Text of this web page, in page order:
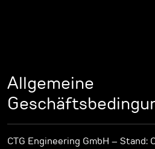
Allgemeine
CTG Engineering GmbH – Stand: